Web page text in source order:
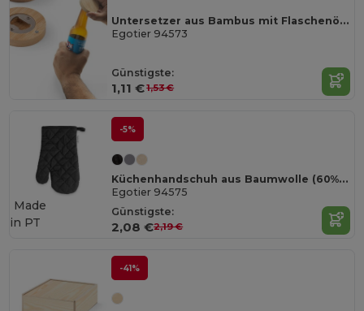
Untersetzer aus Bambus mit Flaschenöffner
Egotier 94573
Günstigste:
1,11 €1,53 €
-5%
Küchenhandschuh aus Baumwolle (60% recycelter)
Egotier 94575
Günstigste:
2,08 €2,19 €
Made
in PT
-41%